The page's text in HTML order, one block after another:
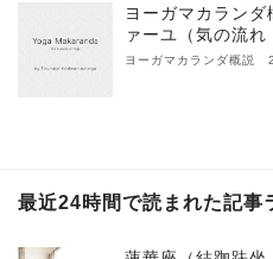
ヨーガマカラン
ァーユ（気の流れ
ヨーガマカランダ概説
最近24時間で読まれた記事